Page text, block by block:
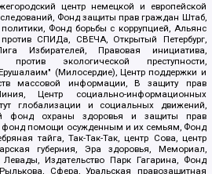
центр немецкой и европейской
Фонд защиты прав граждан Штаб,
Фонд борьбы с коррупцией, Альянс
СПИДа, СВЕЧА, Открытый Петербург,
Избирателей, Правовая инициатива,
против экологической преступности,
(Милосердие), Центр поддержки и
массовой информации, В защиту прав
Центр социально-информационных
глобализации и социальных движений,
фонд охраны здоровья и защиты прав
фонд помощи осужденным и их семьям, Фонд
тайга, Так-Так-Так, центр Сова, центр
губерния, Эра здоровья, Мемориал,
Издательство Парк Гагарина, Фонд
Сфера, Уральская правозащитная